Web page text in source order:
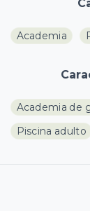
Academia
Academia de
Piscina adulto